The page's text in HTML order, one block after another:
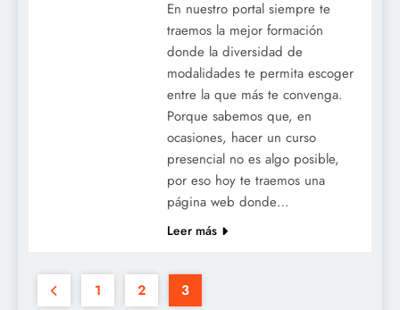
En nuestro portal siempre te
traemos la mejor formación
donde la diversidad de
modalidades te permita escoger
entre la que más te convenga.
Porque sabemos que, en
ocasiones, hacer un curso
presencial no es algo posible,
por eso hoy te traemos una
página web donde…
Leer más
1 2 3